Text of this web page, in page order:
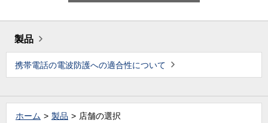
製品
携帯電話の電波防護への適合性について
ホーム 製品 店舗の選択